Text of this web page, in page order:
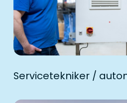
Servicetekniker /